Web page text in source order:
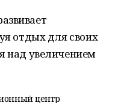
отдых для своих
над увеличением
центр